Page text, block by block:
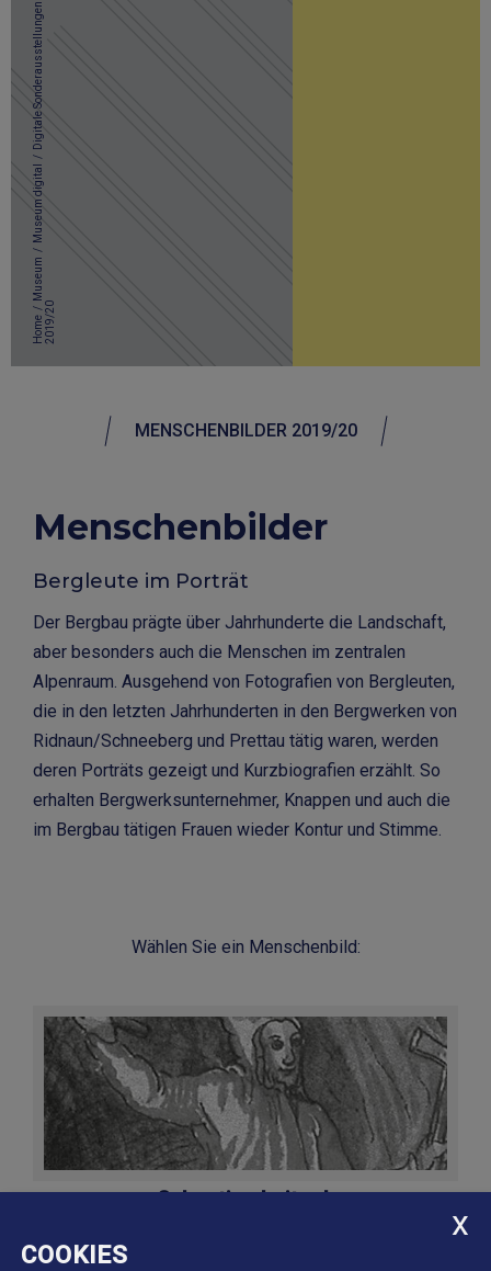
Home
/
Museum
/
Museum digital
/
Digitale Sonderausstellungen
0
MENSCHENBILDER 2019/20
Menschenbilder
Bergleute im Porträt
Der Bergbau prägte über Jahrhunderte die Landschaft,
aber besonders auch die Menschen im zentralen
Alpenraum. Ausgehend von Fotografien von Bergleuten,
die in den letzten Jahrhunderten in den Bergwerken von
Ridnaun/Schneeberg und Prettau tätig waren, werden
deren Porträts gezeigt und Kurzbiografien erzählt. So
erhalten Bergwerksunternehmer, Knappen und auch die
im Bergbau tätigen Frauen wieder Kontur und Stimme.
Wählen Sie ein Menschenbild:
Sebastian Leitgeb
COOKIES